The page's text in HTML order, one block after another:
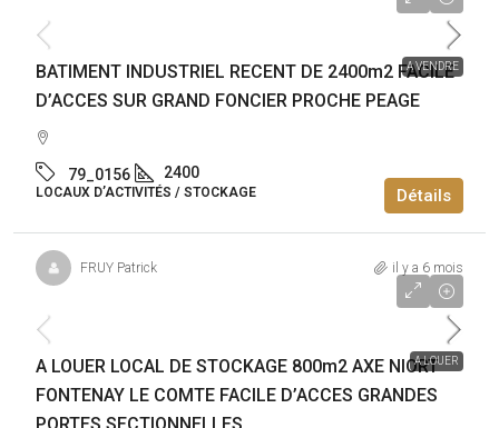
A VENDRE
BATIMENT INDUSTRIEL RECENT DE 2400m2 FACILE
D’ACCES SUR GRAND FONCIER PROCHE PEAGE
79_0156 2400
LOCAUX D’ACTIVITÉS / STOCKAGE Détails
FRUY Patrick il y a 6 mois
A LOUER
A LOUER LOCAL DE STOCKAGE 800m2 AXE NIORT
FONTENAY LE COMTE FACILE D’ACCES GRANDES